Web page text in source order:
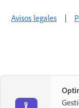
Avisos legales |